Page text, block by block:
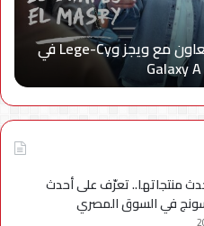
سامسونج إلكترونيكس مصر تتعاون مع ويجز وLege-Cy في
إتاحة
خدمة
«أرقامي»
تطبيق
My
NTRA
مؤقت
6 أغسطس، 2026
الجهاز
استكمال
منتجاتها.. تعرّف على أحدث
في السوق المصري